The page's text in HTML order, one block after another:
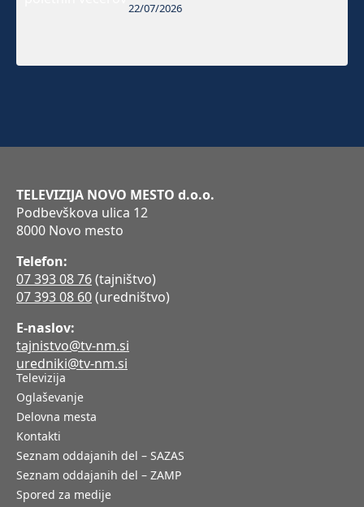
22/07/2026
TELEVIZIJA NOVO MESTO d.o.o.
Podbevškova ulica 12
8000 Novo mesto
Telefon:
07 393 08 76(tajništvo)
07 393 08 60(uredništvo)
E-naslov:
tajnistvo@tv-nm.si
uredniki@tv-nm.si
Televizija
Oglaševanje
Delovna mesta
Kontakti
Seznam oddajanih del – SAZAS
Seznam oddajanih del – ZAMP
Spored za medije